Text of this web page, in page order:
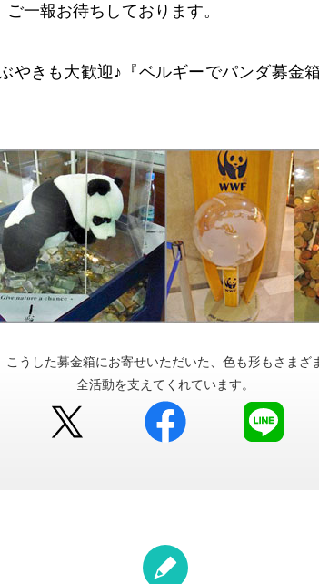
一報お待ちしております。
やきも大歓迎♪『ベルギーでパンダ募金
うした募金箱にお寄せいただいた、色も形もさまざ
全活動を支えてくれています。
facebook